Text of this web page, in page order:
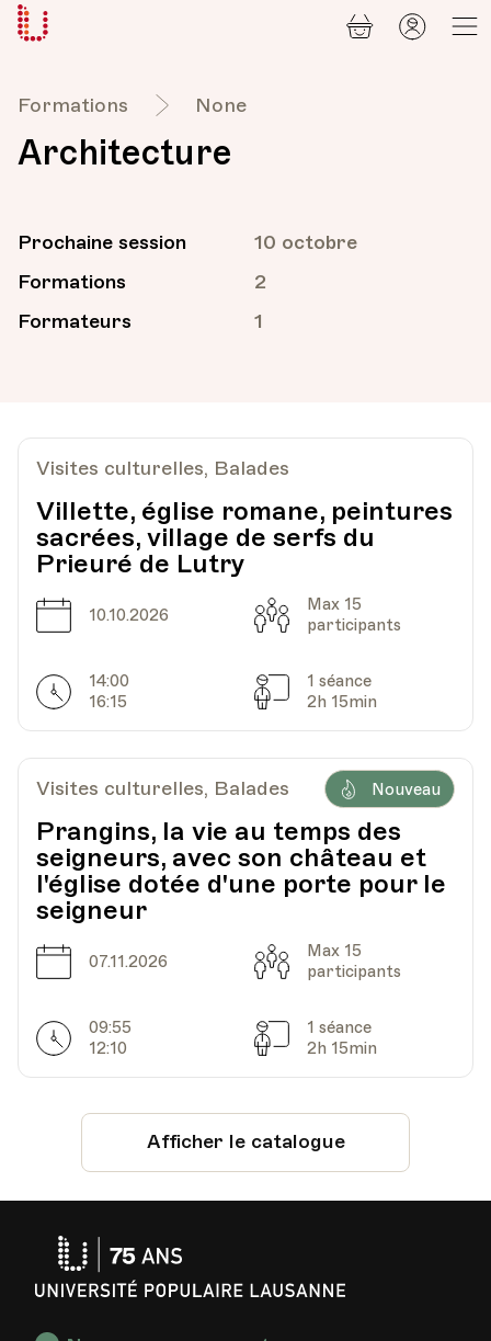
Formations None
Architecture
Prochaine session
Formations
Formateurs
10 octobre
2
1
Visites culturelles, Balades
Villette, église romane, peintures
sacrées, village de serfs du
Prieuré de Lutry
Date
10.10.2026 Capacité
Max 15
participants
Horarires
14:00
16:15
Séances
1 séance
2h 15min
Visites culturelles, Balades
Prangins, la vie au temps des
seigneurs, avec son château et
l'église dotée d'une porte pour le
seigneur
Nouveau
Date
07.11.2026 Capacité
Max 15
participants
Horarires
09:55
12:10
Séances
1 séance
2h 15min
Afficher le catalogue
Panier
Mon